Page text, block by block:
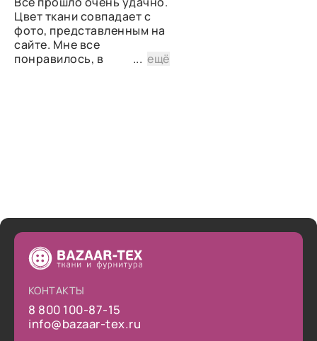
Цвет ткани совпадает с
фото, представленным на
сайте. Мне все
понравилось, в
...ещё
КОНТАКТЫ
8 800 100-87-15
info@bazaar-tex.ru